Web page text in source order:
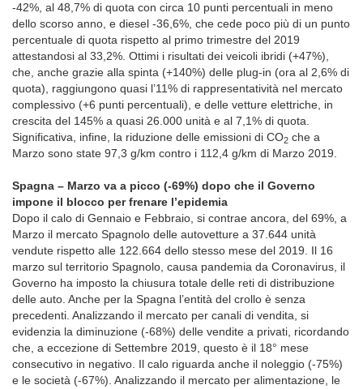
-42%, al 48,7% di quota con circa 10 punti percentuali in meno
dello scorso anno, e diesel -36,6%, che cede poco più di un punto
percentuale di quota rispetto al primo trimestre del 2019
attestandosi al 33,2%. Ottimi i risultati dei veicoli ibridi (+47%),
che, anche grazie alla spinta (+140%) delle plug-in (ora al 2,6% di
quota), raggiungono quasi l’11% di rappresentatività nel mercato
complessivo (+6 punti percentuali), e delle vetture elettriche, in
crescita del 145% a quasi 26.000 unità e al 7,1% di quota.
Significativa, infine, la riduzione delle emissioni di CO2 che a
Marzo sono state 97,3 g/km contro i 112,4 g/km di Marzo 2019.
Spagna – Marzo va a picco (-69%) dopo che il Governo
impone il blocco per frenare l’epidemia
Dopo il calo di Gennaio e Febbraio, si contrae ancora, del 69%, a
Marzo il mercato Spagnolo delle autovetture a 37.644 unità
vendute rispetto alle 122.664 dello stesso mese del 2019. Il 16
marzo sul territorio Spagnolo, causa pandemia da Coronavirus, il
Governo ha imposto la chiusura totale delle reti di distribuzione
delle auto. Anche per la Spagna l’entità del crollo è senza
precedenti. Analizzando il mercato per canali di vendita, si
evidenzia la diminuzione (-68%) delle vendite a privati, ricordando
che, a eccezione di Settembre 2019, questo è il 18° mese
consecutivo in negativo. Il calo riguarda anche il noleggio (-75%)
e le società (-67%). Analizzando il mercato per alimentazione, le